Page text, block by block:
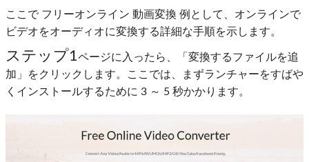
ここで フリーオンライン 動画変換 例として、オンラインで
ビデオをオーディオに変換する詳細な手順を示します。
ステップ1ページに入ったら、「変換するファイルを追
加」をクリックします。ここでは、まずランチャーをすばや
くインストールするために 3 ～ 5 秒かかります。